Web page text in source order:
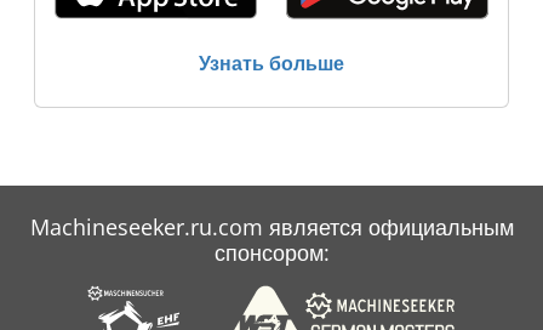
Узнать больше
Machineseeker.ru.com является официальным
спонсором: